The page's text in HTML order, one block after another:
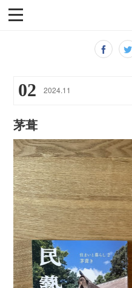
02 2024.11
茅葺